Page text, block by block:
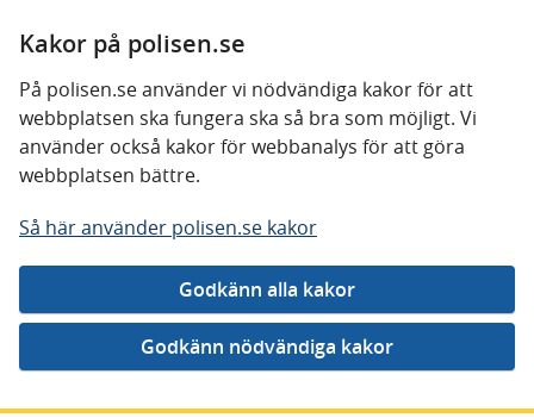
Kakor på polisen.se
På polisen.se använder vi nödvändiga kakor för att
webbplatsen ska fungera ska så bra som möjligt. Vi
använder också kakor för webbanalys för att göra
webbplatsen bättre.
Så här använder polisen.se kakor